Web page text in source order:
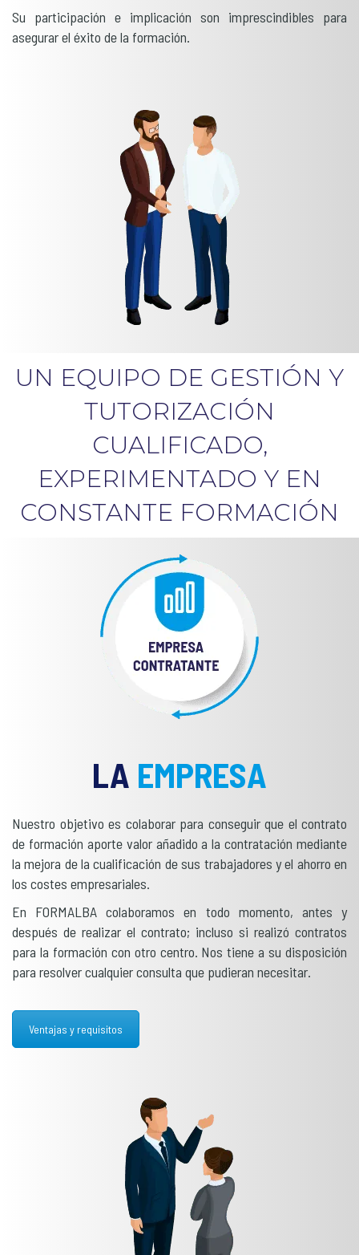
Su participación e implicación son imprescindibles para
asegurar el éxito de la formación.
UN EQUIPO DE GESTIÓN Y
TUTORIZACIÓN
CUALIFICADO,
EXPERIMENTADO Y EN
CONSTANTE FORMACIÓN
LA EMPRESA
Nuestro objetivo es colaborar para conseguir que el contrato
de formación aporte valor añadido a la contratación mediante
la mejora de la cualificación de sus trabajadores y el ahorro en
los costes empresariales.
En FORMALBA colaboramos en todo momento, antes y
después de realizar el contrato; incluso si realizó contratos
para la formación con otro centro. Nos tiene a su disposición
para resolver cualquier consulta que pudieran necesitar.
Ventajas y requisitos